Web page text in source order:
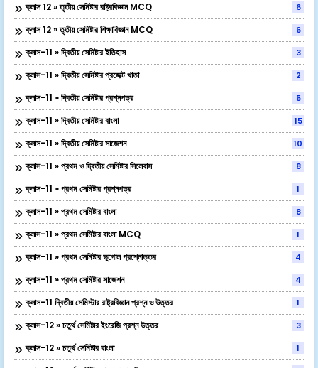
ক্লাস 12 » তৃতীয় সেমিষ্টার রাষ্ট্রবিজ্ঞান MCQ 6
ক্লাস 12 » তৃতীয় সেমিষ্টার শিক্ষাবিজ্ঞান MCQ 6
ক্লাস-11 » দ্বিতীয় সেমিষ্টার ইতিহাস 3
ক্লাস-11 » দ্বিতীয় সেমিষ্টার প্রজেক্ট খাতা 2
ক্লাস-11 » দ্বিতীয় সেমিষ্টার প্রশ্নপত্র 5
ক্লাস-11 » দ্বিতীয় সেমিষ্টার বাংলা 15
ক্লাস-11 » দ্বিতীয় সেমিষ্টার সাজেশন 10
ক্লাস-11 » প্রথম ও দ্বিতীয় সেমিষ্টার সিলেবাস 8
ক্লাস-11 » প্রথম সেমিষ্টার প্রশ্নপত্র 1
ক্লাস-11 » প্রথম সেমিষ্টার বাংলা 8
ক্লাস-11 » প্রথম সেমিষ্টার বাংলা MCQ 1
ক্লাস-11 » প্রথম সেমিষ্টার ভূগোল প্রশ্নোত্তর 4
ক্লাস-11 » প্রথম সেমিষ্টার সাজেশন 4
ক্লাস-11 দ্বিতীয় সেমিস্টার রাষ্ট্রবিজ্ঞান প্রশ্ন ও উত্তর 1
ক্লাস-12 » চতুর্থ সেমিষ্টার ইংরেজি প্রশ্ন উত্তর 3
ক্লাস-12 » চতুর্থ সেমিষ্টার বাংলা 1